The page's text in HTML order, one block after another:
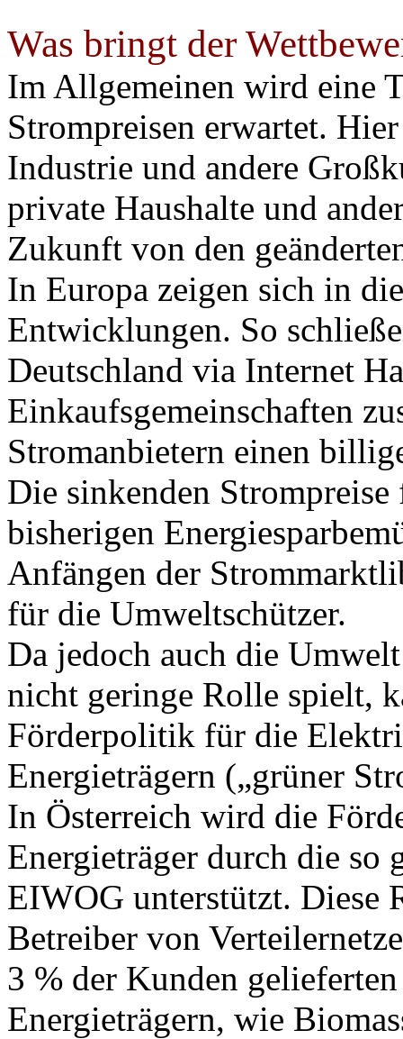
Was bringt der
Im Allgemeinen wird eine
Strompreisen erwartet.
Industrie und andere
private Haushalte und
Zukunft von den
In Europa zeigen sich in
Entwicklungen. So
Deutschland via Internet
Einkaufsgemeinschaften
Stromanbietern einen
Die sinkenden
bisherigen
Anfängen der
für die Umweltschützer.
Da jedoch auch die
nicht geringe Rolle spielt,
Förderpolitik für die
Energieträgern („grüner
In Österreich wird die
Energieträger durch die so
EIWOG unterstützt. Diese
Betreiber von
3 % der Kunden
Energieträgern, wie